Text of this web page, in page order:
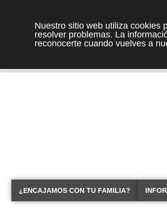
¿ENCAJAMOS CON TU FAMILIA?
Nuestro sitio web utiliza cookies
resolver problemas. La
reconocerte cuando vuelves a